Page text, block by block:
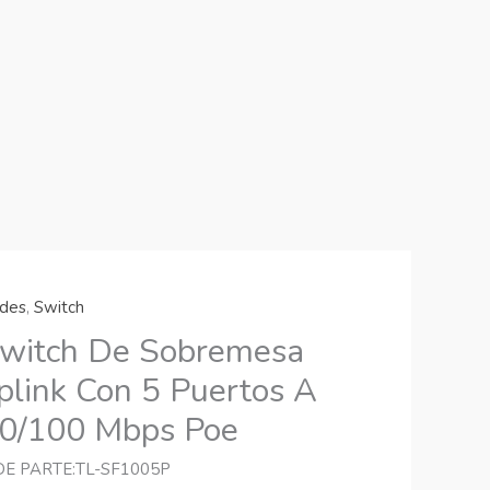
,Switch
De Sobremesa
Con 5 Puertos A
100 Mbps Poe
PARTE:TL-SF1005P